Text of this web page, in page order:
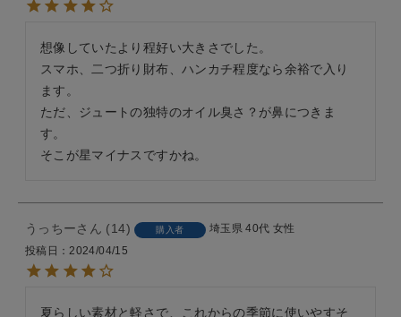
想像していたより程好い大きさでした。
スマホ、二つ折り財布、ハンカチ程度なら余裕で入り
ます。
ただ、ジュートの独特のオイル臭さ？が鼻につきま
す。
そこが星マイナスですかね。
うっちー 14 購入者 埼玉県 40代 女性
投稿日
2024/04/15
夏らしい素材と軽さで、これからの季節に使いやすそ